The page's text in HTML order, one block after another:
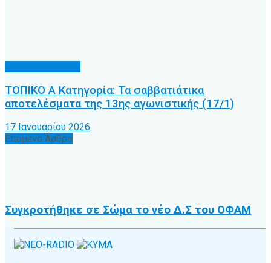
ΤΟΠΙΚΟ Α Κατηγορία: Τα σαββατιάτικα
αποτελέσματα της 13ης αγωνιστικής (17/1)
17 Ιανουαρίου 2026
Επόμενο Άρθρο
Συγκροτήθηκε σε Σώμα το νέο Δ.Σ του ΟΦΑΜ